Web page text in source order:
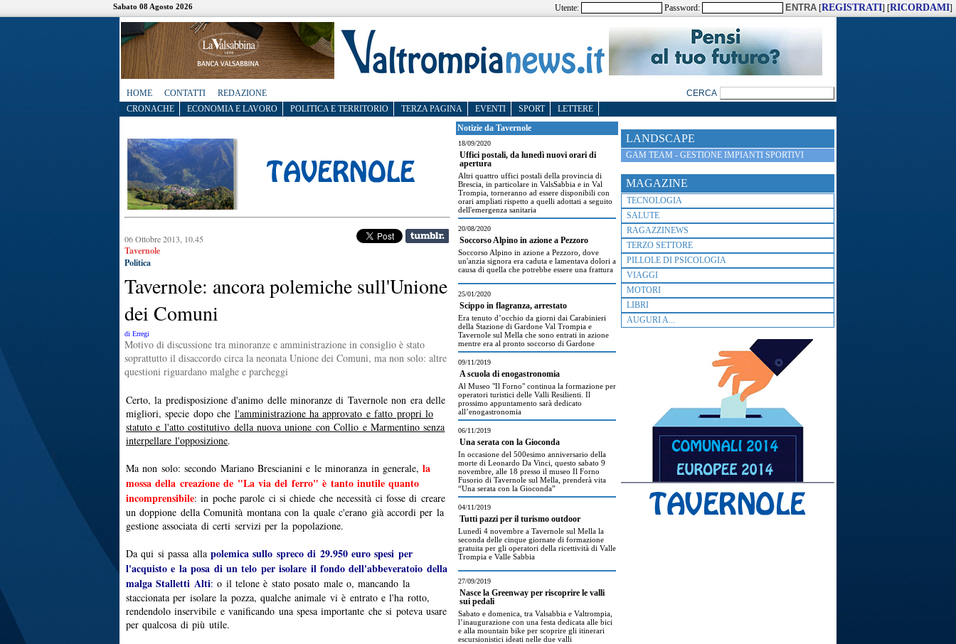
Sabato 08 Agosto 2026 Utente: Password: [REGISTRATI] [RICORDAMI]
HOME CONTATTI
REDAZIONE
CRONACHE
ECONOMIA E LAVORO POLITICA E TERRITORIO TERZA PAGINA EVENTI SPORT LETTERE
LANDSCAPE
GAM TEAM - GESTIONE IMPIANTI SPORTIVI
MAGAZINE
TECNOLOGIA
SALUTE
RAGAZZINEWS
TERZO SETTORE
PILLOLE DI PSICOLOGIA
VIAGGI
MOTORI
LIBRI
AUGURI A...
06 Ottobre 2013, 10.45
Tavernole
Politica
Tavernole: ancora polemiche sull'Unione
dei Comuni
di Erregi
Motivo di discussione tra minoranze e amministrazione in consiglio è stato
soprattutto il disaccordo circa la neonata Unione dei Comuni, ma non solo: altre
questioni riguardano malghe e parcheggi
Certo, la predisposizione d'animo delle minoranze di Tavernole non era delle
migliori, specie dopo che l'amministrazione ha approvato e fatto propri lo
statuto e l'atto costitutivo della nuova unione con Collio e Marmentino senza
interpellare l'opposizione.
Ma non solo: secondo Mariano Brescianini e le minoranza in generale, la
mossa della creazione de "La via del ferro" è tanto inutile quanto
incomprensibile: in poche parole ci si chiede che necessità ci fosse di creare
un doppione della Comunità montana con la quale c'erano già accordi per la
gestione associata di certi servizi per la popolazione.
Da qui si passa alla polemica sullo spreco di 29.950 euro spesi per
l'acquisto e la posa di un telo per isolare il fondo dell'abbeveratoio della
malga Stalletti Alti: o il telone è stato posato male o, mancando la
staccionata per isolare la pozza, qualche animale vi è entrato e l'ha rotto,
rendendolo inservibile e vanificando una spesa importante che si poteva usare
per qualcosa di più utile.
Notizie da Tavernole
18/09/2020
Uffici postali, da lunedì nuovi orari di
apertura
Altri quattro uffici postali della provincia di
Brescia, in particolare in ValsSabbia e in Val
Trompia, torneranno ad essere disponibili con
orari ampliati rispetto a quelli adottati a seguito
dell'emergenza sanitaria
20/08/2020
Soccorso Alpino in azione a Pezzoro
Soccorso Alpino in azione a Pezzoro, dove
un'anzia signora era caduta e lamentava dolori a
causa di quella che potrebbe essere una frattura
25/01/2020
Scippo in flagranza, arrestato
Era tenuto d’occhio da giorni dai Carabinieri
della Stazione di Gardone Val Trompia e
Tavernole sul Mella che sono entrati in azione
mentre era al pronto soccorso di Gardone
09/11/2019
A scuola di enogastronomia
Al Museo "Il Forno" continua la formazione per
operatori turistici delle Valli Resilienti. Il
prossimo appuntamento sarà dedicato
all’enogastronomia
06/11/2019
Una serata con la Gioconda
In occasione del 500esimo anniversario della
morte di Leonardo Da Vinci, questo sabato 9
novembre, alle 18 presso il museo Il Forno
Fusorio di Tavernole sul Mella, prenderà vita
“Una serata con la Gioconda”
04/11/2019
Tutti pazzi per il turismo outdoor
Lunedì 4 novembre a Tavernole sul Mella la
seconda delle cinque giornate di formazione
gratuita per gli operatori della ricettività di Valle
Trompia e Valle Sabbia
27/09/2019
Nasce la Greenway per riscoprire le valli
sui pedali
Sabato e domenica, tra Valsabbia e Valtrompia,
l’inaugurazione con una festa dedicata alle bici
e alla mountain bike per scoprire gli itinerari
escursionistici ideati nelle due valli